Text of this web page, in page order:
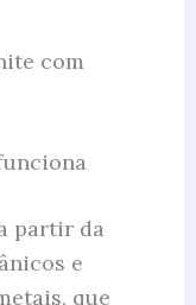
com
partir da
e
que